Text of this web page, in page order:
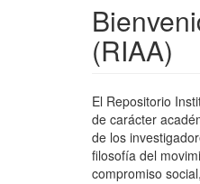
(RIAA)
El Repositorio
de carácter
de los
filosofía del
compromiso